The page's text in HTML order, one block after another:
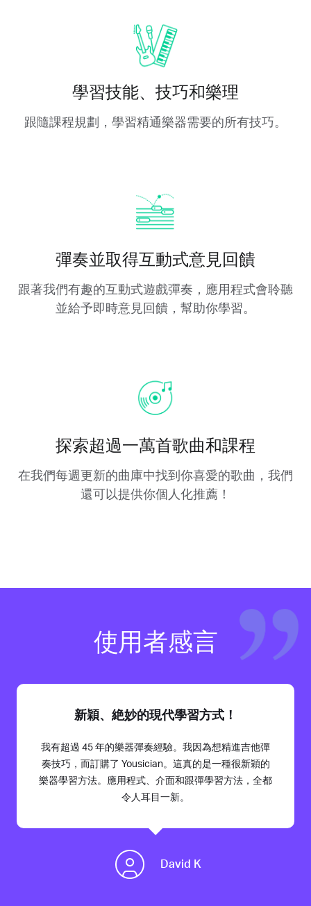
學習技能、技巧和樂理
跟隨課程規劃，學習精通樂器需要的所有技巧。
彈奏並取得互動式意見回饋
跟著我們有趣的互動式遊戲彈奏，應用程式會聆聽
並給予即時意見回饋，幫助你學習。
探索超過一萬首歌曲和課程
在我們每週更新的曲庫中找到你喜愛的歌曲，我們
還可以提供你個人化推薦！
使用者感言
新穎、絶妙的現代學習方式！
我有超過 45 年的樂器彈奏經驗。我因為想精進吉他彈
奏技巧，而訂購了 Yousician。這真的是一種很新穎的
樂器學習方法。應用程式、介面和跟彈學習方法，全都
令人耳目一新。
David K